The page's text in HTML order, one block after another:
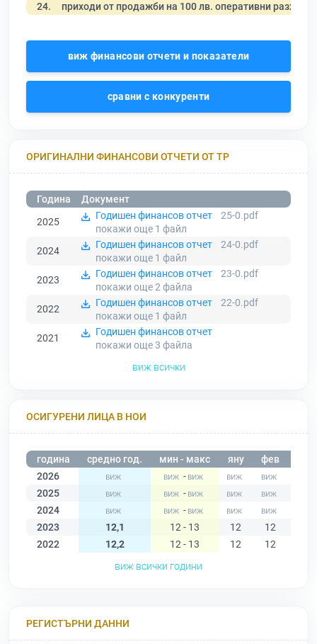
24. приходи от продажби на 100 лв. оперативни разходи
виж финансови отчети и показатели
сравни с конкуренти
ОРИГИНАЛНИ ФИНАНСОВИ ОТЧЕТИ ОТ ТР
Година
Документ
2025
Годишен финансов отчет
25-0.pdf
покажи още 1 файл
2024
Годишен финансов отчет
24-0.pdf
покажи още 1 файл
2023
Годишен финансов отчет
23-0.pdf
покажи още 2файла
2022
Годишен финансов отчет
22-0.pdf
покажи още 1 файл
2021
Годишен финансов отчет
покажи още 3 файла
виж всички
ОСИГУРЕНИ ЛИЦА В НОИ
година средно год. мин - макс яну фев
2026
-
2025
-
2024
-
2023
12,1 12 - 13 12 12
2022
12,2 12 - 13 12 12
виж всички години
РЕГИСТЪРНИ ДАННИ